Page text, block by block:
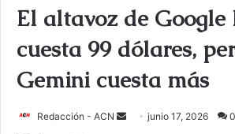
El altavoz de Google
cuesta 99 dólares,
Gemini cuesta más
Redacción - ACN junio 17, 2026 0